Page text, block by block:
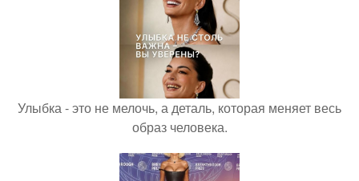
Улыбка - это не мелочь, а деталь, которая меняет весь
образ человека.